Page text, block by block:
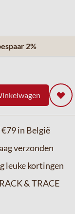
2%
in België
verzonden
leuke kortingen
& TRACE